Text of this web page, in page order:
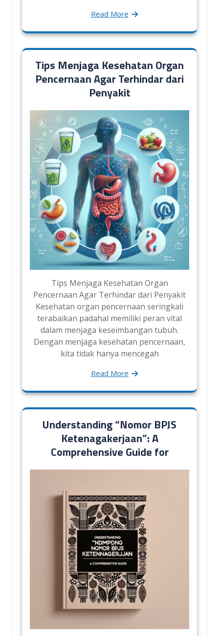
Read More
Tips Menjaga Kesehatan Organ
Pencernaan Agar Terhindar dari
Penyakit
Tips Menjaga Kesehatan Organ
Pencernaan Agar Terhindar dari Penyakit
Kesehatan organ pencernaan seringkali
terabaikan padahal memiliki peran vital
dalam menjaga keseimbangan tubuh.
Dengan menjaga kesehatan pencernaan,
kita tidak hanya mencegah
Read More
Understanding “Nomor BPJS
Ketenagakerjaan”: A
Comprehensive Guide for